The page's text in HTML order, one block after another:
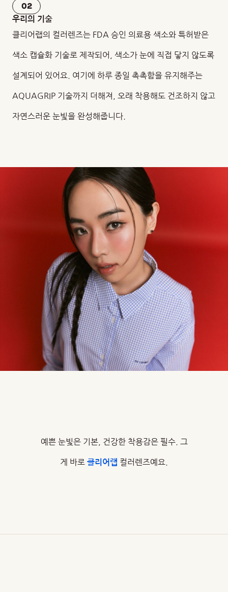
02
우리의 기술
클리어랩의 컬러렌즈는 FDA 승인 의료용 색소와 특허받은
색소 캡슐화 기술로 제작되어, 색소가 눈에 직접 닿지 않도록
설계되어 있어요. 여기에 하루 종일 촉촉함을 유지해주는
AQUAGRIP 기술까지 더해져, 오래 착용해도 건조하지 않고
자연스러운 눈빛을 완성해줍니다.
예쁜 눈빛은 기본, 건강한 착용감은 필수. 그
게 바로 클리어랩 컬러렌즈예요.